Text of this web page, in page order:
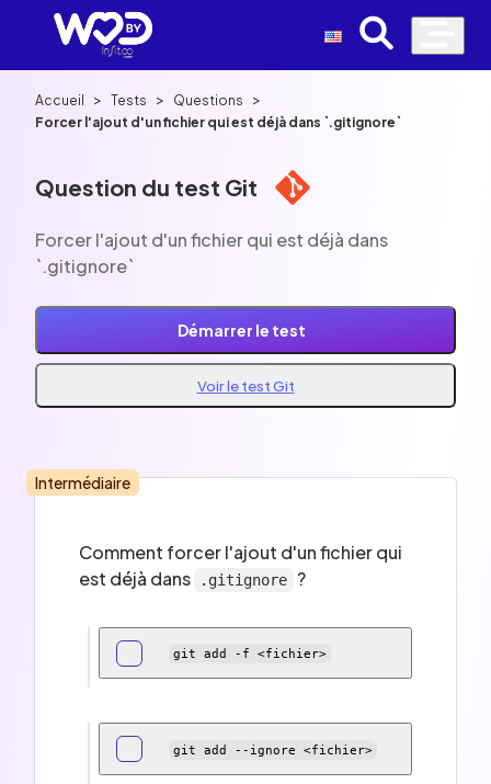
Accueil > Tests > Questions >
Forcer l'ajout d'un fichier qui est déjà dans `.gitignore`
Question du test Git
Forcer l'ajout d'un fichier qui est déjà dans
`.gitignore`
Démarrer le test
Voir le test Git
Intermédiaire
Comment forcer l'ajout d'un fichier qui
est déjà dans
.gitignore ?
git add -f <fichier>
git add --ignore <fichier>